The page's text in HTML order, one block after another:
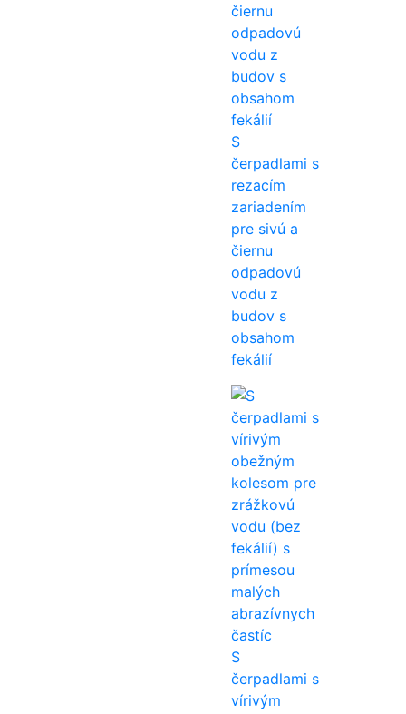
S
čerpadlami s
rezacím
zariadením
pre sivú a
čiernu
odpadovú
vodu z
budov s
obsahom
fekálií
S
čerpadlami s
vírivým